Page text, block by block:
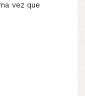
vez que